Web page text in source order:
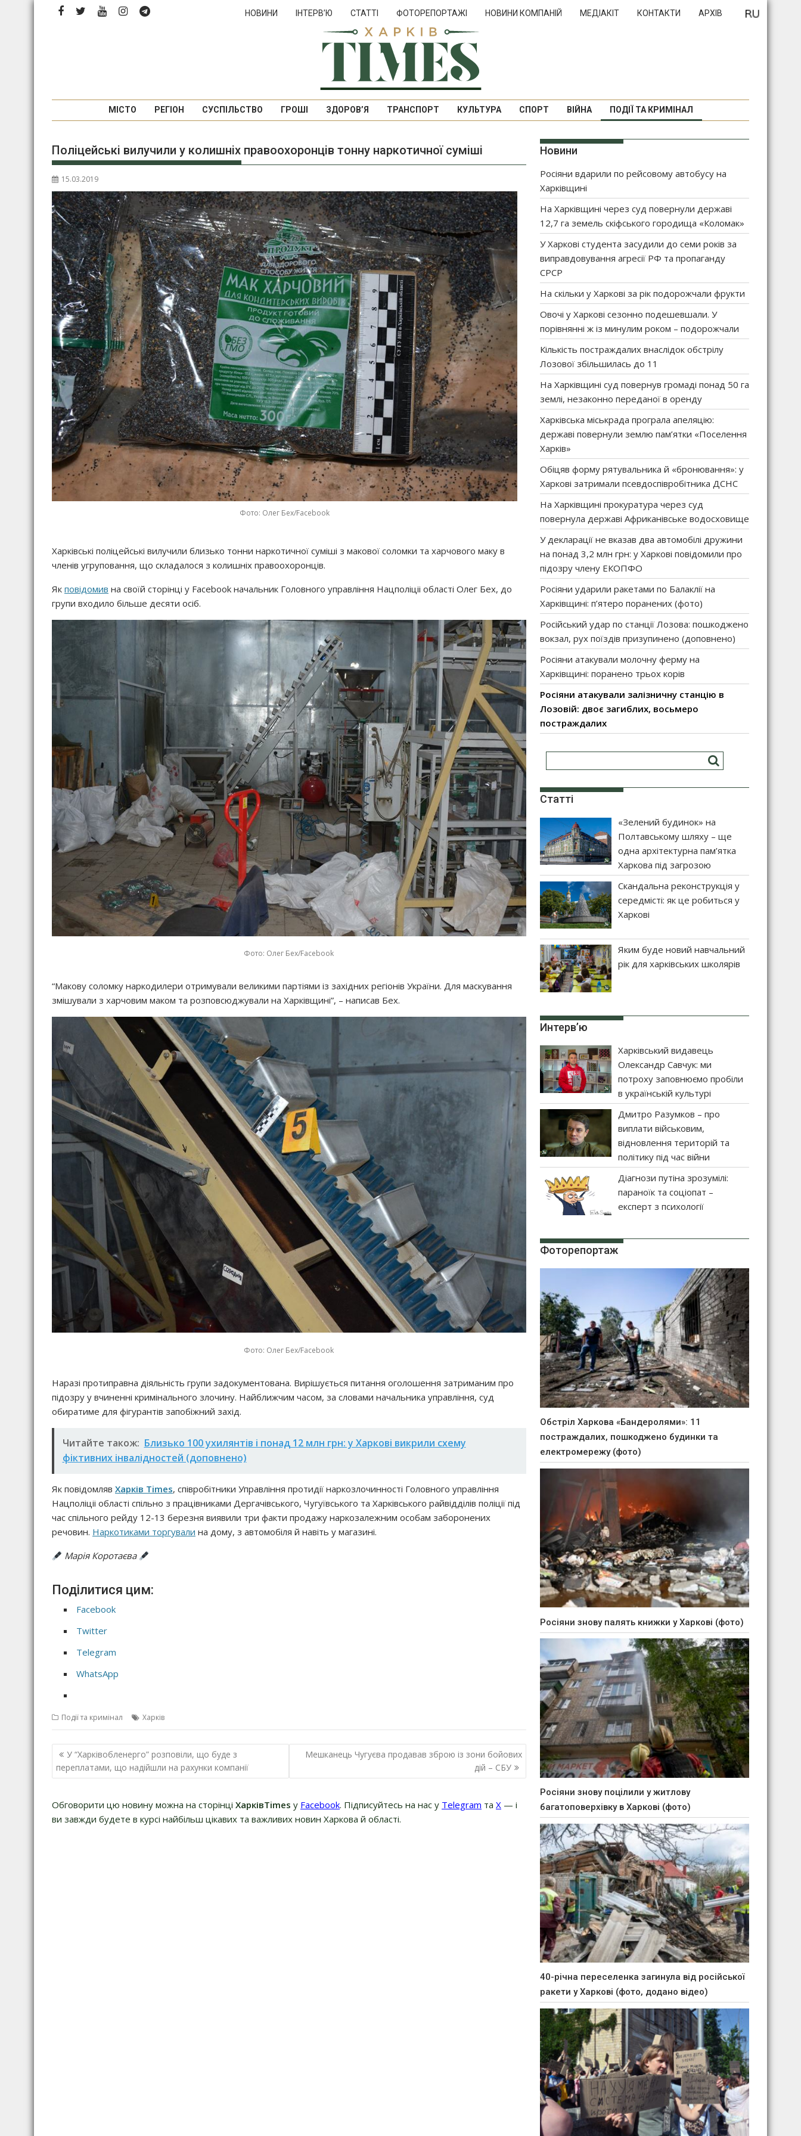
НОВИНИ ІНТЕРВ’Ю СТАТТІ ФОТОРЕПОРТАЖІ НОВИНИ КОМПАНІЙ МЕДІАКІТ КОНТАКТИ АРХІВ
МІСТО РЕГІОН СУСПІЛЬСТВО ГРОШІ ЗДОРОВ’Я ТРАНСПОРТ КУЛЬТУРА СПОРТ ВІЙНА ПОДІЇ ТА КРИМІНАЛ
Поліцейські вилучили у колишніх правоохоронців тонну наркотичної суміші
15.03.2019
Фото: Олег Бех/Facebook
Харківські поліцейські вилучили близько тонни наркотичної суміші з макової соломки та харчового маку в
членів угруповання, що складалося з колишніх правоохоронців.
Як повідомив на своїй сторінці у Facebook начальник Головного управління Нацполіціі області Олег Бех, до
групи входило більше десяти осіб.
Фото: Олег Бех/Facebook
“Макову соломку наркодилери отримували великими партіями із західних регіонів України. Для маскування
змішували з харчовим маком та розповсюджували на Харківщині”, – написав Бех.
Фото: Олег Бех/Facebook
Наразі протиправна діяльність групи задокументована. Вирішується питання оголошення затриманим про
підозру у вчиненні кримінального злочину. Найближчим часом, за словами начальника управління, суд
обиратиме для фігурантів запобіжний захід.
Читайте також: Близько 100 ухилянтів і понад 12 млн грн: у Харкові викрили схему
фіктивних інвалідностей (доповнено)
Як повідомляв Харків Times, співробітники Управління протидії наркозлочинності Головного управління
Нацполіціі області спільно з працівниками Дергачівського, Чугуївського та Харківського райвідділів поліції під
час спільного рейду 12-13 березня виявили три факти продажу наркозалежним особам заборонених
речовин. Наркотиками торгували на дому, з автомобіля й навіть у магазині.
Марія Коротаєва
Поділитися цим:
Facebook
Twitter
Telegram
WhatsApp
Події та кримінал Харків
Н
а
і
г
У “Харківобленерго” розповіли, що буде з
переплатами, що надійшли на рахунки компанії
Мешканець Чугуєва продавав зброю із зони бойових
дій – СБУ
Обговорити цю новину можна на сторінці ХарківTimes у Facebook. Підписуйтесь на нас у Telegram та Х — і
ви завжди будете в курсі найбільш цікавих та важливих новин Харкова й області.
Новини
Росіяни вдарили по рейсовому автобусу на
Харківщині
На Харківщині через суд повернули державі
12,7 га земель скіфського городища «Коломак»
У Харкові студента засудили до семи років за
виправдовування агресії РФ та пропаганду
СРСР
На скільки у Харкові за рік подорожчали фрукти
Овочі у Харкові сезонно подешевшали. У
порівнянні ж із минулим роком – подорожчали
Кількість постраждалих внаслідок обстрілу
Лозової збільшилась до 11
На Харківщині суд повернув громаді понад 50 га
землі, незаконно переданої в оренду
Харківська міськрада програла апеляцію:
державі повернули землю пам’ятки «Поселення
Харків»
Обіцяв форму рятувальника й «бронювання»: у
Харкові затримали псевдоспівробітника ДСНС
На Харківщині прокуратура через суд
повернула державі Африканівське водосховище
У декларації не вказав два автомобілі дружини
на понад 3,2 млн грн: у Харкові повідомили про
підозру члену ЕКОПФО
Росіяни ударили ракетами по Балаклії на
Харківщині: п’ятеро поранених (фото)
Російський удар по станції Лозова: пошкоджено
вокзал, рух поїздів призупинено (доповнено)
Росіяни атакували молочну ферму на
Харківщині: поранено трьох корів
Росіяни атакували залізничну станцію в
Лозовій: двоє загиблих, восьмеро
постраждалих
Статті
«Зелений будинок» на
Полтавському шляху – ще
одна архітектурна пам’ятка
Харкова під загрозою
Скандальна реконструкція у
середмісті: як це робиться у
Харкові
Яким буде новий навчальний
рік для харківських школярів
Интерв’ю
Харківський видавець
Олександр Савчук: ми
потроху заповнюємо пробіли
в українській культурі
Дмитро Разумков – про
виплати військовим,
відновлення територій та
політику під час війни
Діагнози путіна зрозумілі:
параноїк та соціопат –
експерт з психології
Фоторепортаж
Обстріл Харкова «Бандеролями»: 11
постраждалих, пошкоджено будинки та
електромережу (фото)
Росіяни знову палять книжки у Харкові (фото)
Росіяни знову поцілили у житлову
багатоповерхівку в Харкові (фото)
40-річна переселенка загинула від російської
ракети у Харкові (фото, додано відео)